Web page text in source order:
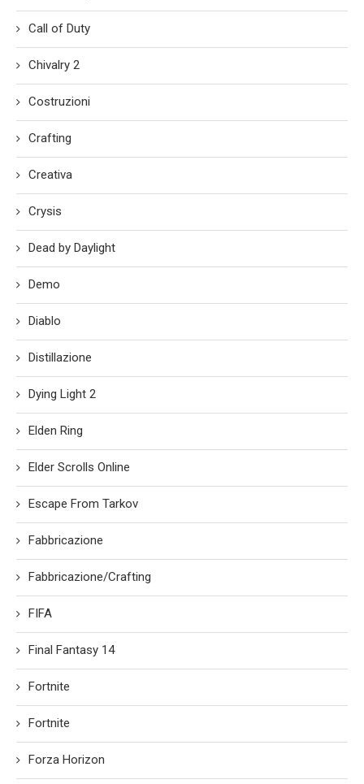
Call of Duty
Chivalry 2
Costruzioni
Crafting
Creativa
Crysis
Dead by Daylight
Demo
Diablo
Distillazione
Dying Light 2
Elden Ring
Elder Scrolls Online
Escape From Tarkov
Fabbricazione
Fabbricazione/Crafting
FIFA
Final Fantasy 14
Fortnite
Fortnite
Forza Horizon